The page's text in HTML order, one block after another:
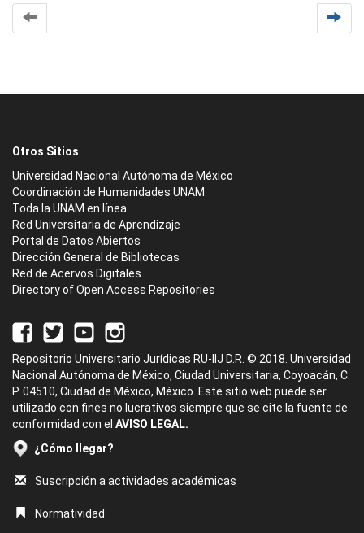
Otros Sitios
Universidad Nacional Autónoma de México
Coordinación de Humanidades UNAM
Toda la UNAM en línea
Red Universitaria de Aprendizaje
Portal de Datos Abiertos
Dirección General de Bibliotecas
Red de Acervos Digitales
Directory of Open Access Repositories
Repositorio Universitario Jurídicas RU-IIJ D.R. © 2018. Universidad
Nacional Autónoma de México, Ciudad Universitaria, Coyoacán, C.
P. 04510, Ciudad de México, México. Este sitio web puede ser
utilizado con fines no lucrativos siempre que se cite la fuente de
conformidad con el AVISO LEGAL.
¿Cómo llegar?
Suscripción a actividades académicas
Normatividad